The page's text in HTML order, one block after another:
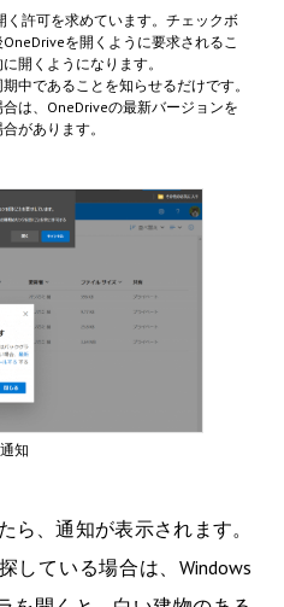
く許可を求めています。チェックボ
を開くように要求されるこ
開くようになります。
中であることを知らせるだけです。
は、OneDriveの最新バージョンを
があります。
通知
ら、通知が表示されます。
している場合は、Windows